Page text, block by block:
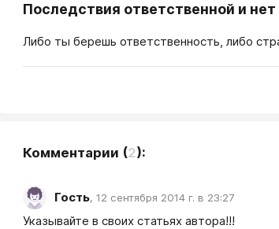
Последствия ответственной и
Либо ты берешь ответственность, либо
Комментарии (2):
Гость, 12 сентября 2014 г. в 23:27
Указывайте в своих статьях автора!!!